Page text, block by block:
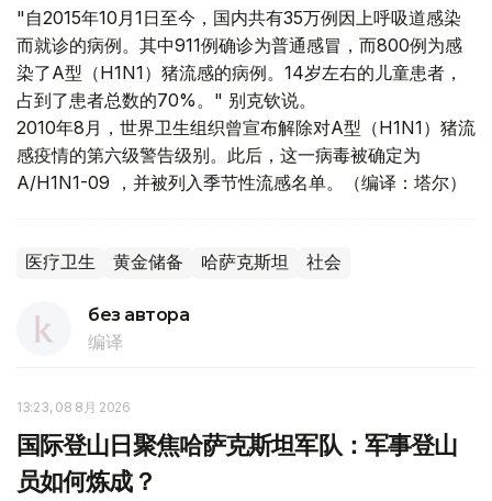
"自2015年10月1日至今，国内共有35万例因上呼吸道感染
而就诊的病例。其中911例确诊为普通感冒，而800例为感
染了A型（H1N1）猪流感的病例。14岁左右的儿童患者，
占到了患者总数的70%。" 别克钦说。
2010年8月，世界卫生组织曾宣布解除对A型（H1N1）猪流
感疫情的第六级警告级别。此后，这一病毒被确定为
А/H1N1-09 ，并被列入季节性流感名单。（编译：塔尔）
医疗卫生 黄金储备 哈萨克斯坦 社会
без автора
编译
13:23, 08 8月 2026
国际登山日聚焦哈萨克斯坦军队：军事登山
员如何炼成？